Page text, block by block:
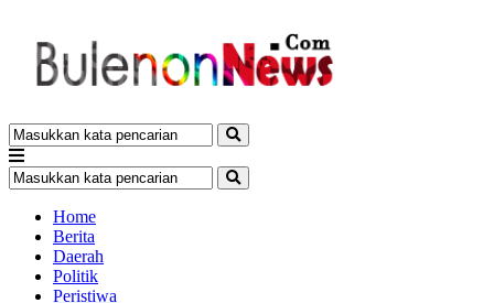
Home
Berita
Daerah
Politik
Peristiwa